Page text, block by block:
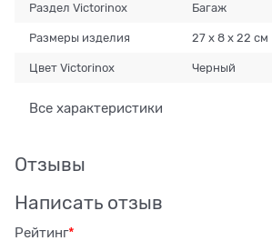
Раздел Victorinox Багаж
Размеры изделия 27 х 8 х 22 см
Цвет Victorinox Черный
Все характеристики
Отзывы
Написать отзыв
Рейтинг